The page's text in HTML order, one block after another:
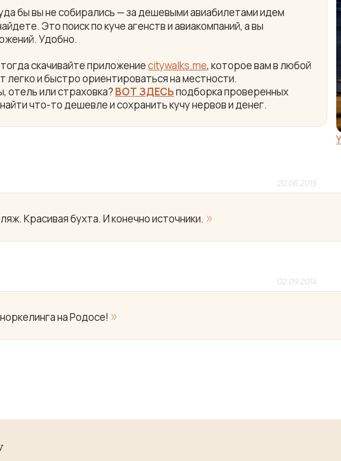
бы вы не собирались — за дешевыми авиабилетами идем
Это поиск по куче агенств и авиакомпаний, а вы
Удобно.
скачивайте приложениеcitywalks.me, которое вам в любой
легко и быстро ориентироваться на местности.
или страховка? ВОТ ЗДЕСЬподборка проверенных
что-то дешевле и сохранить кучу нервов и денег.
20.06.2015
Красивая бухта. И конечно источники. »
02.09.2014
на Родосе! »